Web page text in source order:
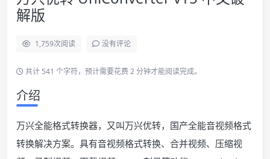
解版
1,759次阅读 没有评论
共计 541 个字符，预计需要花费 2 分钟才能阅读完成。
介绍
万兴全能格式转换器，又叫万兴优转，国产全能音视频格式
转换解决方案。具有音视频格式转换、合并视频、压缩视